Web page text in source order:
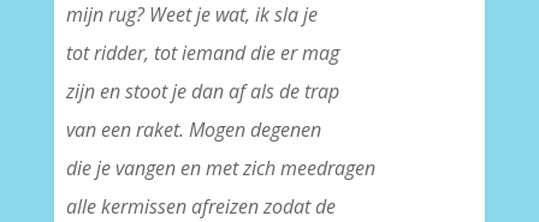
mijn rug? Weet je wat, ik sla je
tot ridder, tot iemand die er mag
zijn en stoot je dan af als de trap
van een raket. Mogen degenen
die je vangen en met zich meedragen
alle kermissen afreizen zodat de